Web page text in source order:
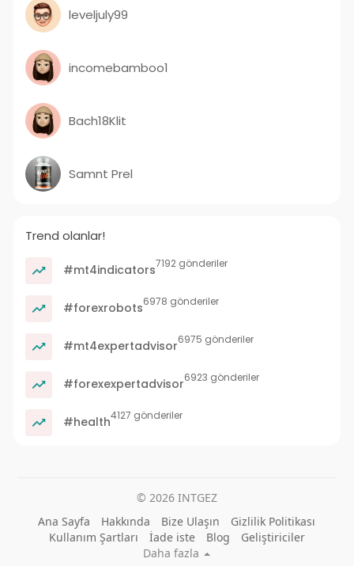
leveljuly99
incomebamboo1
Bach18Klit
Samnt Prel
Trend olanlar!
#mt4indicators7192 gönderiler
#forexrobots6978 gönderiler
#mt4expertadvisor6975 gönderiler
#forexexpertadvisor6923 gönderiler
#health4127 gönderiler
© 2026 INTGEZ
Ana Sayfa
Hakkında Bize Ulaşın
Gizlilik Politikası
Kullanım Şartları
İade iste Blog
Geliştiriciler
Daha fazla